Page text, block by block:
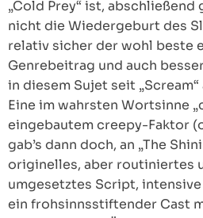
„Cold Prey“ ist,
nicht die Wiedergeburt des
relativ sicher der wohl beste
Genrebeitrag und auch
in diesem Sujet seit
Eine im wahrsten Wortsinne
eingebautem creepy-Faktor
gab’s dann doch, an „The
originelles, aber routiniertes
umgesetztes Script,
ein frohsinnsstiftender Cast